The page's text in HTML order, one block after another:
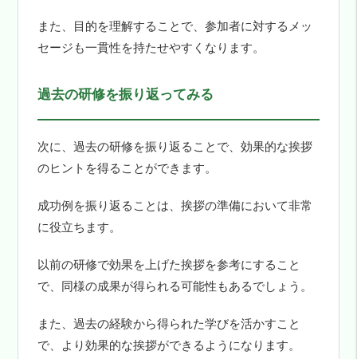
また、目的を理解することで、参加者に対するメッ
セージも一貫性を持たせやすくなります。
過去の研修を振り返ってみる
次に、過去の研修を振り返ることで、効果的な挨拶
のヒントを得ることができます。
成功例を振り返ることは、挨拶の準備において非常
に役立ちます。
以前の研修で効果を上げた挨拶を参考にすること
で、同様の成果が得られる可能性もあるでしょう。
また、過去の経験から得られた学びを活かすこと
で、より効果的な挨拶ができるようになります。